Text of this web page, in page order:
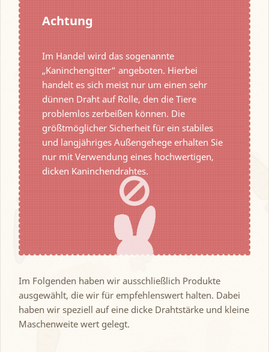
Achtung
Im Handel wird das sogenannte
„Kaninchengitter“ angeboten. Hierbei
handelt es sich meist nur um einen sehr
dünnen Draht auf Rolle, den die Tiere
problemlos zerbeißen können. Die
größtmöglicher Sicherheit für ein stabiles
und langjähriges Außengehege erhalten Sie
nur mit Verwendung eines hochwertigen,
dicken Kaninchendrahtes.
Im Folgenden haben wir ausschließlich Produkte
ausgewählt, die wir für empfehlenswert halten. Dabei
haben wir speziell auf eine dicke Drahtstärke und kleine
Maschenweite wert gelegt.